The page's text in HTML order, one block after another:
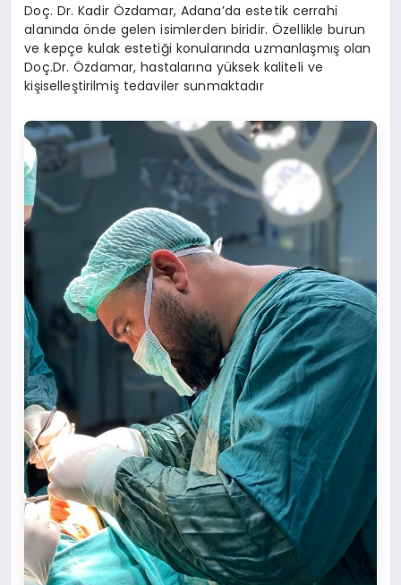
Doç. Dr. Kadir Özdamar, Adana’da estetik cerrahi
alanında önde gelen isimlerden biridir. Özellikle burun
ve kepçe kulak estetiği konularında uzmanlaşmış olan
Doç.Dr. Özdamar, hastalarına yüksek kaliteli ve
kişiselleştirilmiş tedaviler sunmaktadır